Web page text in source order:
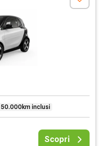
50.000km inclusi
Scopri